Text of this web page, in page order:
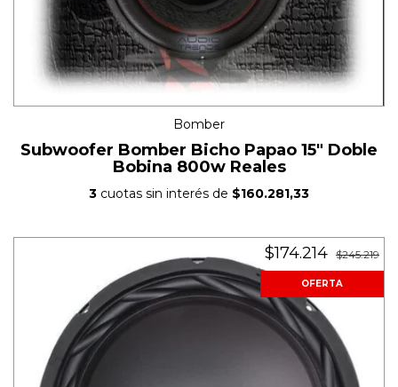
Bomber
Subwoofer Bomber Bicho Papao 15" Doble
Bobina 800w Reales
3 cuotas sin interés de $160.281,33
$174.214 $245.219
OFERTA